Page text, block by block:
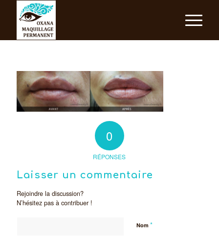
0
RÉPONSES
Laisser un commentaire
Rejoindre la discussion?
N’hésitez pas à contribuer !
Nom *